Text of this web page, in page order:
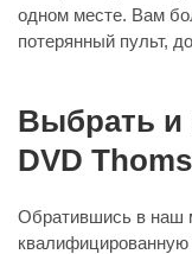
одном месте. Вам
потерянный пульт,
Выбрать и
DVD
Обратившись в наш